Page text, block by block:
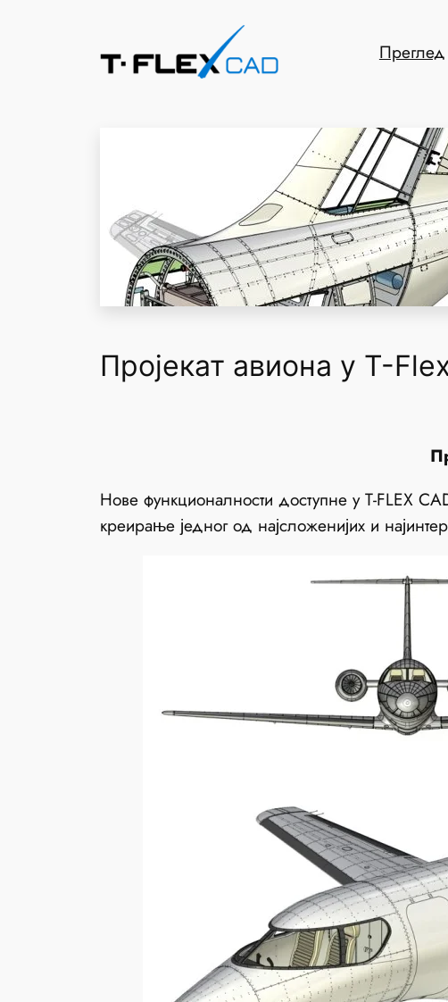
Преглед
Пројекат авиона у T-
Нове функционалности доступне у T-FLEX
креирање једног од најсложенијих и